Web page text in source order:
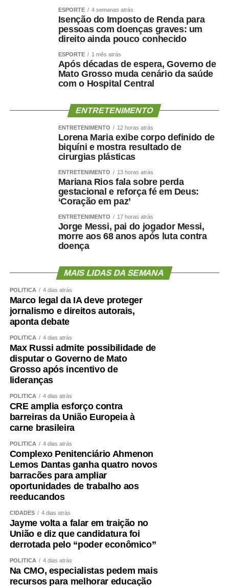
respeitar compromissos, aliados e pessoas que
aceitaram caminhar ao seu lado.”
O empresário também afirmou que não pretende
naturalizar o episódio como parte da disputa eleitoral.
“Não faço política dessa maneira e não aceitarei
Ao concluir, Maluf disse que deixa a situação com a
consciência tranquila e atribuiu a responsabilidade pela
decisão aos responsáveis pela mudança.
rigorosamente aquilo que assumi. Outros terão de
responder pelas escolhas que fizeram e pela maneira
como decidiram fazê-las.”
Nota na íntegra:
Política se faz com responsabilidade, compromisso,
Wellington Fagundes e o Partido Liberal de Mato Grosso
demonstraram enorme dificuldade em compreender o
significado desses princípios – o que só contribui para
apodrecer a boa política.
Aceitei o convite para integrar, como candidato a vice-
governador, a chapa liderada pelo senador Wellington
Fagundes. A decisão não foi fruto de uma conversa
informal ou de uma possibilidade lançada ao acaso. Foi
uma escolha política apresentada, construída e
formalizada dentro do processo partidário, inclusive com
a realização da convenção.
A partir dessa decisão, compromissos foram assumidos,
pessoas foram mobilizadas, estratégias foram definidas e
todo um projeto de campanha começou a ser estruturado.
Fiz isso de boa-fé, acreditando na palavra empenhada e
na seriedade de uma decisão tomada por quem pretende
governar Mato Grosso.
Hoje fui comunicado pelo senador Wellington Fagundes
de que outro nome será indicado para ocupar a vaga de
vice.
Não se trata apenas de uma mudança de candidatura.
Trata-se da forma como a política é conduzida.
ESPORTE 4 semanas atrás
Isenção do Imposto de Renda para
pessoas com doenças graves: um
direito ainda pouco conhecido
ESPORTE 1 mês atrás
Após décadas de espera, Governo de
Mato Grosso muda cenário da saúde
com o Hospital Central
ENTRETENIMENTO
ENTRETENIMENTO 12 horas atrás
Lorena Maria exibe corpo definido de
biquíni e mostra resultado de
cirurgias plásticas
ENTRETENIMENTO 13 horas atrás
Mariana Rios fala sobre perda
gestacional e reforça fé em Deus:
‘Coração em paz’
ENTRETENIMENTO 17 horas atrás
Jorge Messi, pai do jogador Messi,
morre aos 68 anos após luta contra
doença
MAIS LIDAS DA SEMANA
POLÍTICA 4 dias atrás
Marco legal da IA deve proteger
jornalismo e direitos autorais,
aponta debate
POLÍTICA 4 dias atrás
Max Russi admite possibilidade de
disputar o Governo de Mato
Grosso após incentivo de
lideranças
POLÍTICA 4 dias atrás
CRE amplia esforço contra
barreiras da União Europeia à
carne brasileira
POLÍTICA 4 dias atrás
Complexo Penitenciário Ahmenon
Lemos Dantas ganha quatro novos
barracões para ampliar
oportunidades de trabalho aos
reeducandos
CIDADES 4 dias atrás
Jayme volta a falar em traição no
União e diz que candidatura foi
derrotada pelo “poder econômico”
POLÍTICA 4 dias atrás
Na CMO, especialistas pedem mais
recursos para melhorar educação